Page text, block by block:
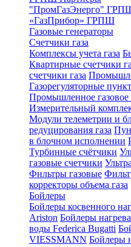
"ПромГазЭнерго"
«ГазПрибор» ГРПШ
Газовые генераторы
Счетчики газа
Комплексы учета газа
Квартирные счетчики
счетчики газа
Газорегуляторные
Промышленное газовое
Измерительный
Модули телеметрии и
редуцирования газа
в блочном исполнении
Турбинные счётчики
газовые счетчики
Фильтры газовые
корректоры объема газа
Бойлеры
Бойлеры косвенного
Ariston Бойлеры
воды Federica Bugatti
VIESSMANN Бойлеры